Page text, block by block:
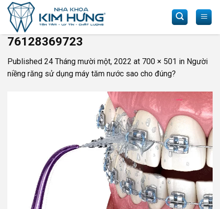
Skip
content
76128369723
Published 24 Tháng mười một, 2022 at 700 × 501 in Người
niềng răng sử dụng máy tăm nước sao cho đúng?